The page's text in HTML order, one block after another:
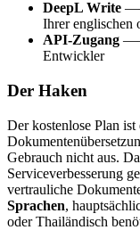
DeepL Write
Ihrer englischen
API-Zugang
Entwickler
Der Haken
Der kostenlose Plan
Gebrauch nicht aus.
Serviceverbesserung
vertrauliche
Sprachen,
oder Thailändisch